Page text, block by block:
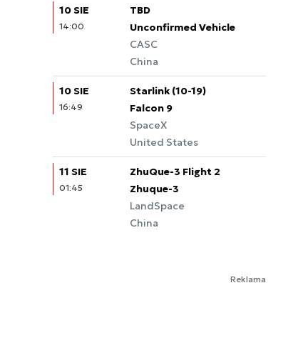
10 SIE
14:00
TBD
Unconfirmed Vehicle
CASC
China
10 SIE
16:49
Starlink (10-19)
Falcon 9
SpaceX
United States
11 SIE
01:45
ZhuQue-3 Flight 2
Zhuque-3
LandSpace
China
Reklama